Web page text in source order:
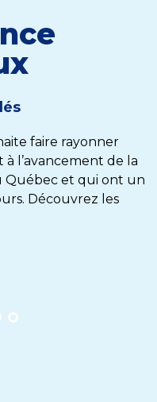
faire rayonner
l’avancement de la
Québec et qui ont un
Découvrez les